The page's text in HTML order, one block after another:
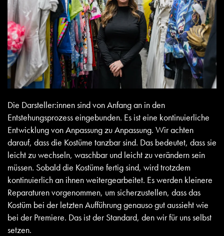
Die Darsteller:innen sind von Anfang an in den
Entstehungsprozess eingebunden. Es ist eine kontinuierliche
Entwicklung von Anpassung zu Anpassung. Wir achten
darauf, dass die Kostüme tanzbar sind. Das bedeutet, dass sie
leicht zu wechseln, waschbar und leicht zu verändern sein
müssen. Sobald die Kostüme fertig sind, wird trotzdem
kontinuierlich an ihnen weitergearbeitet. Es werden kleinere
Reparaturen vorgenommen, um sicherzustellen, dass das
Kostüm bei der letzten Aufführung genauso gut aussieht wie
bei der Premiere. Das ist der Standard, den wir für uns selbst
setzen.